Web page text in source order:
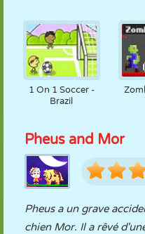
1 On 1 Soccer -
Brazil
Pheus and Mor
Pheus a un grave
chien Mor. Il a rêvé